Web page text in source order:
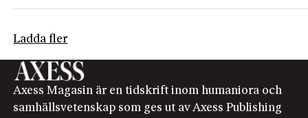
Ladda fler
Axess Magasin är en tidskrift inom humaniora och
samhällsvetenskap som ges ut av Axess Publishing